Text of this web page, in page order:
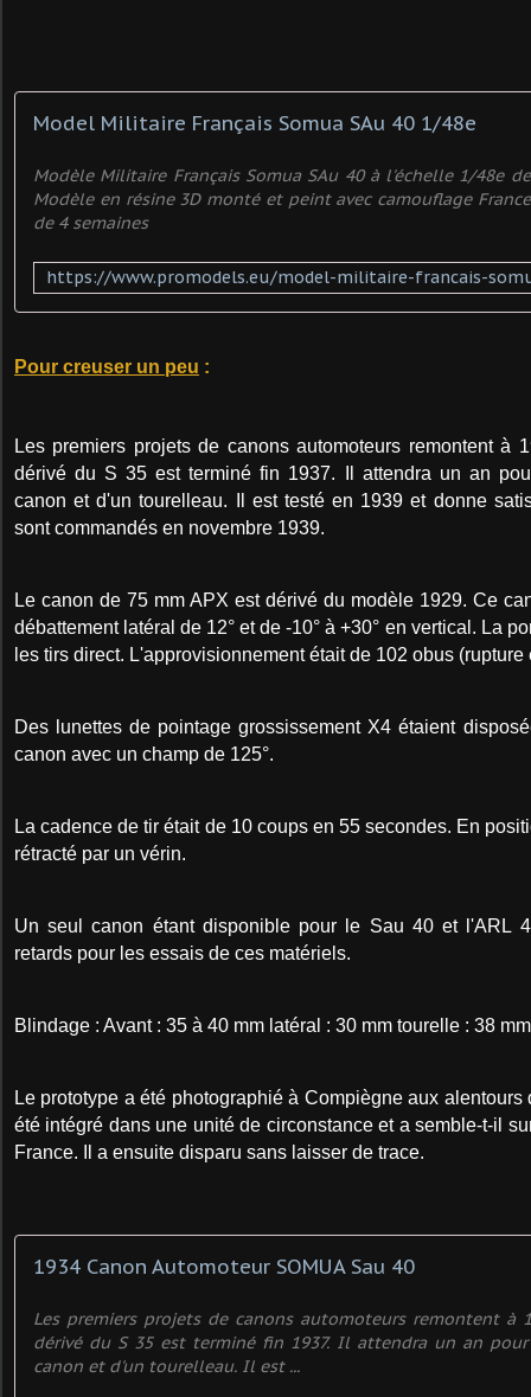
Model Militaire Français Somua SAu 40 1/48e
Modèle Militaire Français Somua SAu 40 à l'échelle 1/48e
Modèle en résine 3D monté et peint avec camouflage
de 4 semaines
Pour creuser un peu :
Les premiers projets de canons automoteurs remontent à
dérivé du S 35 est terminé fin 1937. Il attendra un an
canon et d'un tourelleau. Il est testé en 1939 et donne
sont commandés en novembre 1939.
Le canon de 75 mm APX est dérivé du modèle 1929. Ce
débattement latéral de 12° et de -10° à +30° en vertical. La
les tirs direct. L'approvisionnement était de 102 obus (rupture
Des lunettes de pointage grossissement X4 étaient
canon avec un champ de 125°.
La cadence de tir était de 10 coups en 55 secondes. En
rétracté par un vérin.
Un seul canon étant disponible pour le Sau 40 et l'ARL
retards pour les essais de ces matériels.
Blindage : Avant : 35 à 40 mm latéral : 30 mm tourelle : 38
Le prototype a été photographié à Compiègne aux
été intégré dans une unité de circonstance et a semble-t-il
France. Il a ensuite disparu sans laisser de trace.
1934 Canon Automoteur SOMUA Sau 40
Les premiers projets de canons automoteurs remontent à
dérivé du S 35 est terminé fin 1937. Il attendra un an
canon et d'un tourelleau. Il est ...